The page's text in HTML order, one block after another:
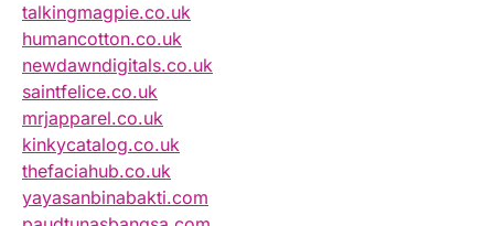
talkingmagpie.co.uk
humancotton.co.uk
newdawndigitals.co.uk
saintfelice.co.uk
mrjapparel.co.uk
kinkycatalog.co.uk
thefaciahub.co.uk
yayasanbinabakti.com